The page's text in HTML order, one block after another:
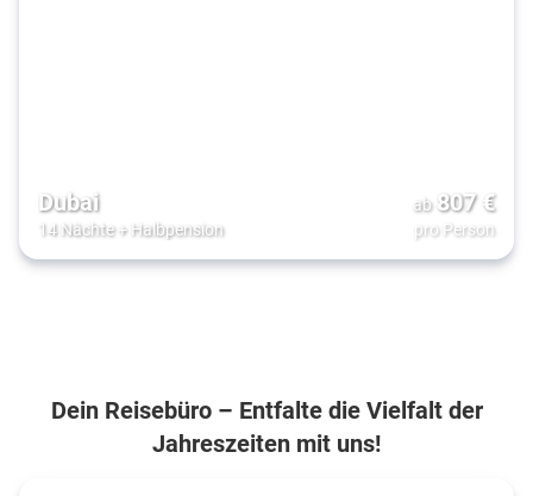
Dubai
14 Nächte+ Halbpension
ab 807€
pro Person
Dein Reisebüro – Entfalte die Vielfalt der
Jahreszeiten mit uns!